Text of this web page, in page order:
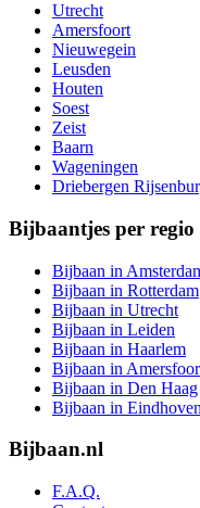
Utrecht
Amersfoort
Nieuwegein
Leusden
Houten
Soest
Zeist
Baarn
Wageningen
Driebergen
Bijbaantjes per regio
Bijbaan in
Bijbaan in Rotterdam
Bijbaan in Utrecht
Bijbaan in Leiden
Bijbaan in Haarlem
Bijbaan in
Bijbaan in Den Haag
Bijbaan in Eindhoven
Bijbaan.nl
F.A.Q.